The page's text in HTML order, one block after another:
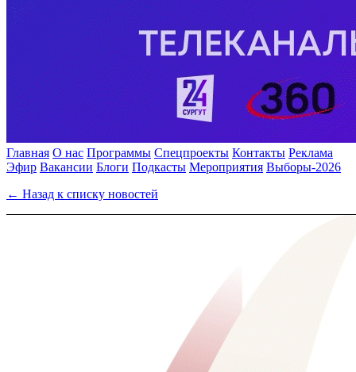
Главная О нас Программы Спецпроекты Контакты Реклама
Эфир Вакансии Блоги Подкасты Мероприятия Выборы-2026
← Назад к списку новостей